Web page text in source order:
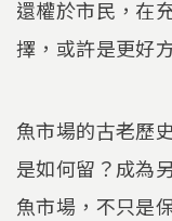
還權於市民，在
擇，或許是更好
魚市場的古老歷
是如何留？成為
魚市場，不只是